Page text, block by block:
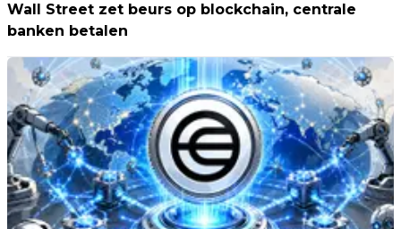
Wall Street zet beurs op blockchain, centrale
banken betalen